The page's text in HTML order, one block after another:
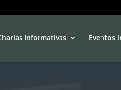
Informativas Eventos